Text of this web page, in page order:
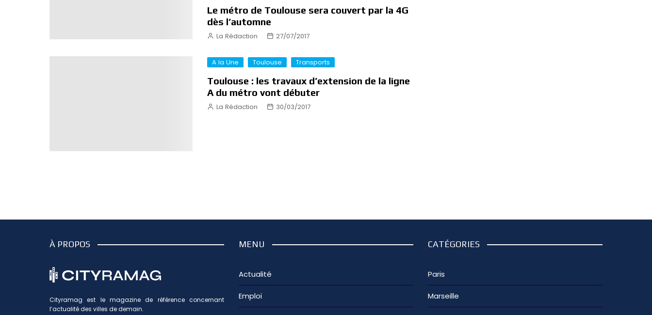
Le métro de Toulouse sera couvert par la 4G
dès l’automne
La Rédaction 27/07/2017
A la Une Toulouse Transports
Toulouse : les travaux d’extension de la ligne
A du métro vont débuter
La Rédaction 30/03/2017
À PROPOS
Cityramag est le magazine de référence concernant
l’actualité des villes de demain.
MENU
Actualité
Emploi
CATÉGORIES
Paris
Marseille